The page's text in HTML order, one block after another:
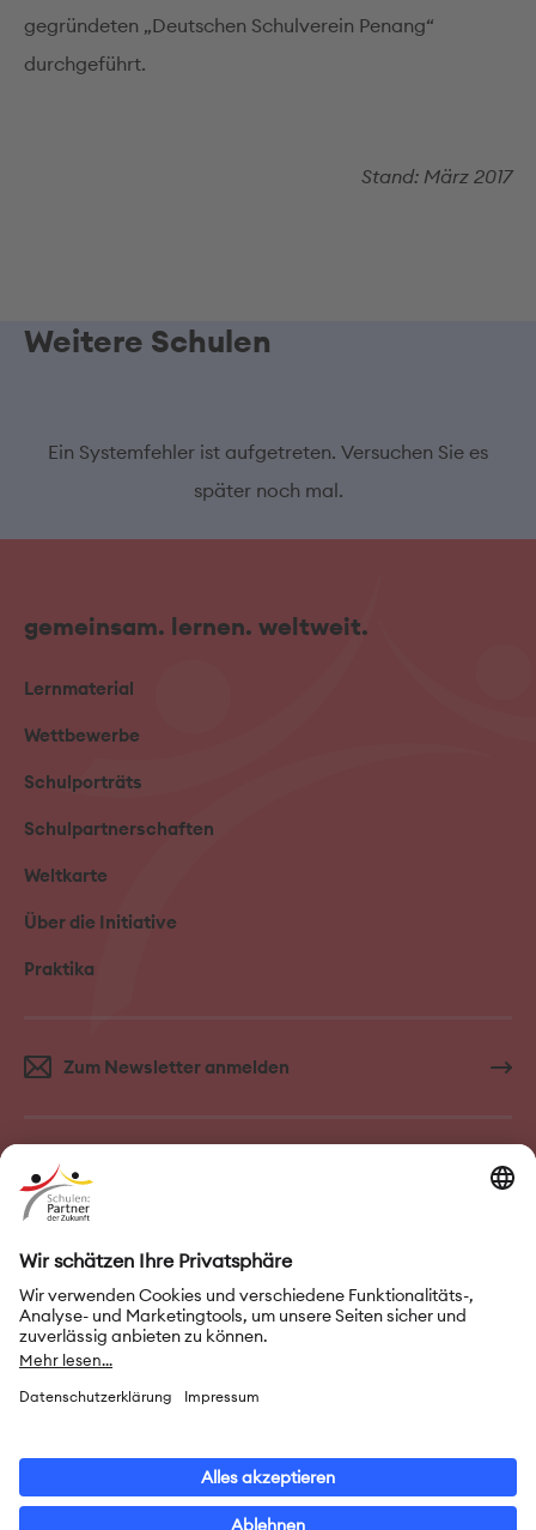
gegründeten „Deutschen Schulverein Penang“
durchgeführt.
Stand: März 2017
Weitere Schulen
Ein Systemfehler ist aufgetreten. Versuchen Sie es
später noch mal.
gemeinsam. lernen. weltweit.
Lernmaterial
Wettbewerbe
Schulporträts
Schulpartnerschaften
Weltkarte
Über die Initiative
Praktika
Zum Newsletter anmelden
FAQ–Häufige Fragen Kontakt
Nutzungsbedingungen
Datenschutz
Privatsphäre-Einstellungen
Leichte Sprache
Erklärung zur Barrierefreiheit